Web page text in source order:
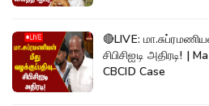
🔴LIVE:
சிபிசிஐடி அதிரடி! |
CBCID Case